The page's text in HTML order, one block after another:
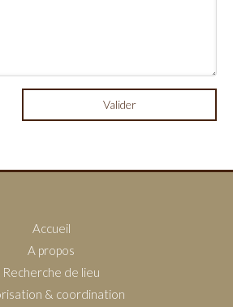
Valider
Accueil
A propos
Recherche de lieu
& coordination